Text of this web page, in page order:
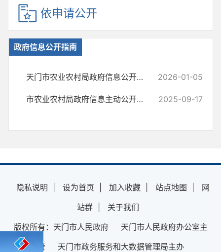
依申请公开
政府信息公开指南
天门市农业农村局政府信息公开指南(2026年本) 2026-01-05
市农业农村局政府信息主动公开基本目录 2025-09-17
隐私说明 设为首页 加入收藏 站点地图
网
站群
关于我们
版权所有：天门市人民政府 天门市人民政府办公室主
管 天门市政务服务和大数据管理局主办